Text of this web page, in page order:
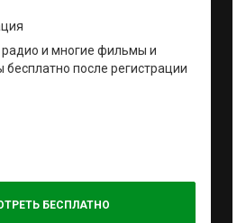
и многие фильмы и
после регистрации
БЕСПЛАТНО